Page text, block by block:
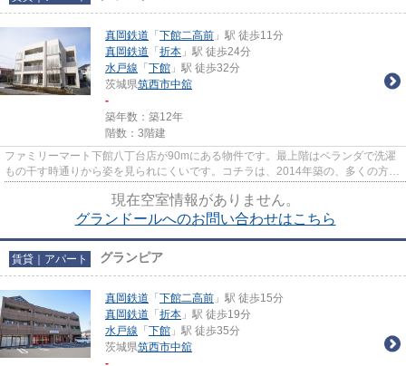
真岡鉄道 「 下館二高前 」駅 徒歩11分
真岡鉄道 「 折本 」駅 徒歩24分
水戸線 「 下館 」駅 徒歩32分
茨城県筑西市中舘
-
築年数：築12年
階数：3階建
ファミリーマート下館八丁台店が90mにある物件です。最上階はベランダで洗濯
もの干す時通りから姿を見られにくいです。コチラは、2014年築の、多くの方に
現在空室情報がありません。
グランドールへのお問い合わせはこちら
賃貸｜アパート グランピア
真岡鉄道 「 下館二高前 」駅 徒歩15分
真岡鉄道 「 折本 」駅 徒歩19分
水戸線 「 下館 」駅 徒歩35分
茨城県筑西市中舘
-